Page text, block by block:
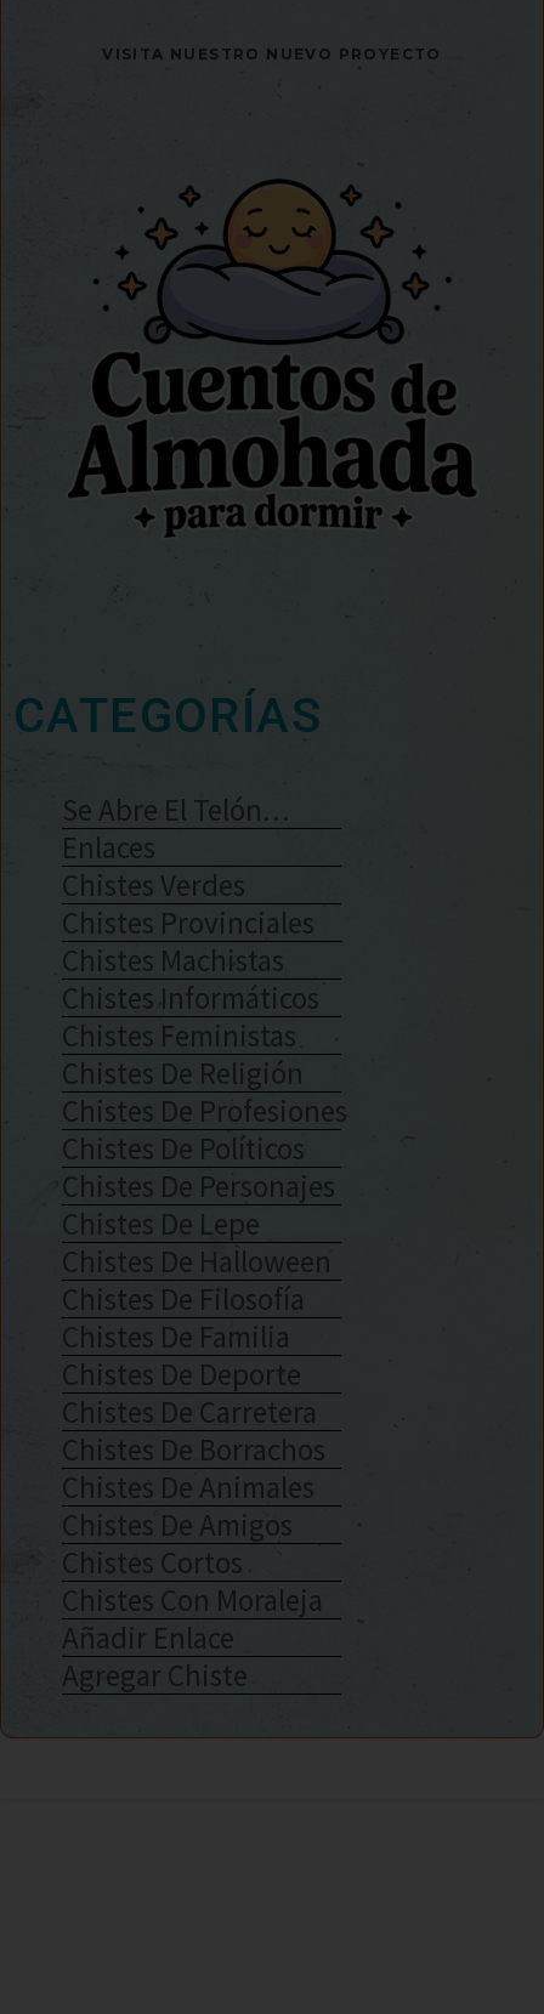
VISITA NUESTRO NUEVO PROYECTO
CATEGORÍAS
Se Abre El Telón…
Enlaces
Chistes Verdes
Chistes Provinciales
Chistes Machistas
Chistes Informáticos
Chistes Feministas
Chistes De Religión
Chistes De Profesiones
Chistes De Políticos
Chistes De Personajes
Chistes De Lepe
Chistes De Halloween
Chistes De Filosofía
Chistes De Familia
Chistes De Deporte
Chistes De Carretera
Chistes De Borrachos
Chistes De Animales
Chistes De Amigos
Chistes Cortos
Chistes Con Moraleja
Añadir Enlace
Agregar Chiste